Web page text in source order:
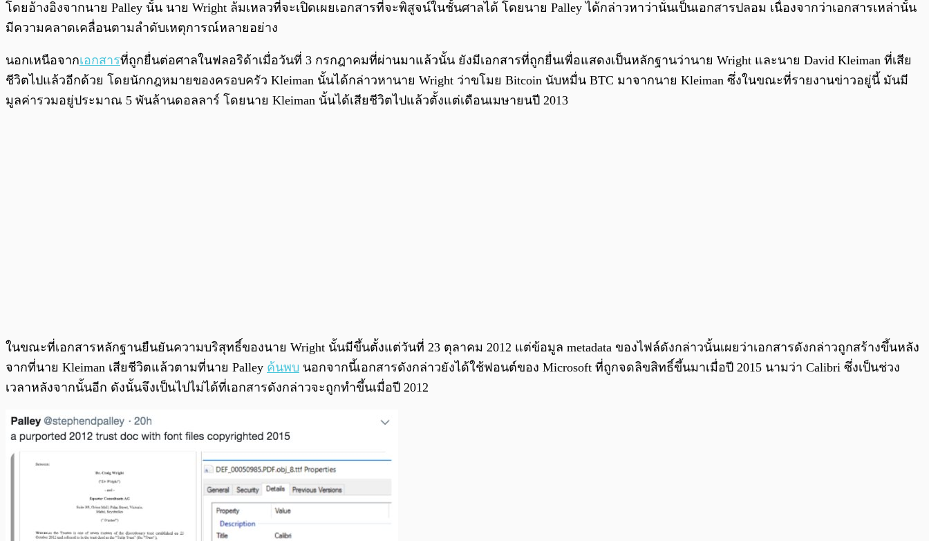
โดยอ้างอิงจากนาย Palley นั้น นาย Wright ล้มเหลวที่จะเปิดเผยเอกสารที่จะพิสูจน์ในชั้นศาลได้ โดยนาย Palley ได้กล่าวหาว่านั่นเป็นเอกสารปลอม เนื่องจากว่าเอกสารเหล่านั้น
มีความคลาดเคลื่อนตามลำดับเหตุการณ์หลายอย่าง
นอกเหนือจากเอกสารที่ถูกยื่นต่อศาลในฟลอริด้าเมื่อวันที่ 3 กรกฎาคมที่ผ่านมาแล้วนั้น ยังมีเอกสารที่ถูกยื่นเพื่อแสดงเป็นหลักฐานว่านาย Wright และนาย David Kleiman ที่เสีย
ชีวิตไปแล้วอีกด้วย โดยนักกฎหมายของครอบครัว Kleiman นั้นได้กล่าวหานาย Wright ว่าขโมย Bitcoin นับหมื่น BTC มาจากนาย Kleiman ซึ่งในขณะที่รายงานข่าวอยู่นี้ มันมี
มูลค่ารวมอยู่ประมาณ 5 พันล้านดอลลาร์ โดยนาย Kleiman นั้นได้เสียชีวิตไปแล้วตั้งแต่เดือนเมษายนปี 2013
ในขณะที่เอกสารหลักฐานยืนยันความบริสุทธิ์ของนาย Wright นั้นมีขึ้นตั้งแต่วันที่ 23 ตุลาคม 2012 แต่ข้อมูล metadata ของไฟล์ดังกล่าวนั้นเผยว่าเอกสารดังกล่าวถูกสร้างขึ้นหลัง
จากที่นาย Kleiman เสียชีวิตแล้วตามที่นาย Palley ค้นพบ นอกจากนี้เอกสารดังกล่าวยังได้ใช้ฟอนต์ของ Microsoft ที่ถูกจดลิขสิทธิ์ขึ้นมาเมื่อปี 2015 นามว่า Calibri ซึ่งเป็นช่วง
เวลาหลังจากนั้นอีก ดังนั้นจึงเป็นไปไม่ได้ที่เอกสารดังกล่าวจะถูกทำขึ้นเมื่อปี 2012